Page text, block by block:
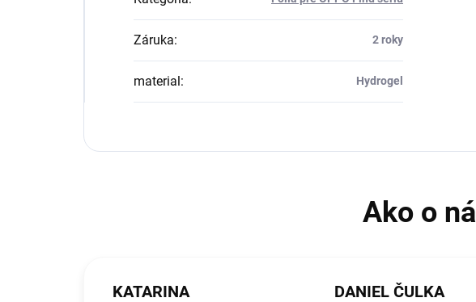
Záruka: 2 roky
material : Hydrogel
KATARINA DANIEL ČULKA